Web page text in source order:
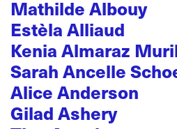
Mathilde Albouy
Estèla Alliaud
Kenia Almaraz
Sarah Ancelle
Alice Anderson
Gilad Ashery